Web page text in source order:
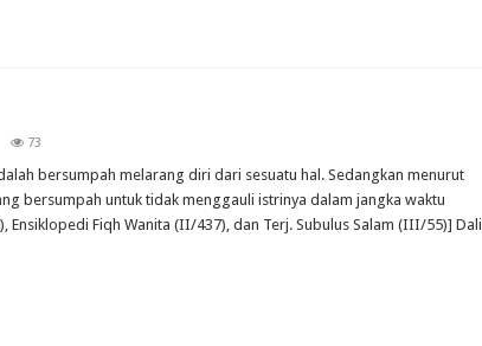
73
bersumpah untuk tidak menggauli istrinya dalam jangka waktu
Ensiklopedi Fiqh Wanita (II/437), dan Terj. Subulus Salam (III/55)] Dalil